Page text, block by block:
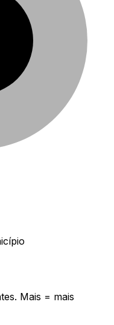
Mais = mais